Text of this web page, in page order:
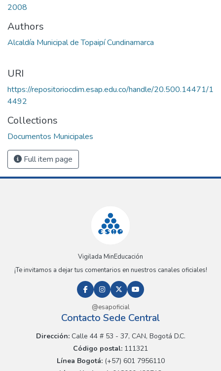
2008
Authors
Alcaldía Municipal de Topaipí Cundinamarca
URI
https://repositoriocdim.esap.edu.co/handle/20.500.14471/1
4492
Collections
Documentos Municipales
Full item page
Vigilada MinEducación
¡Te invitamos a dejar tus comentarios en nuestros canales oficiales!
@esapoficial
Contacto Sede Central
Dirección:Calle 44 # 53 - 37, CAN, Bogotá D.C.
Código postal: 111321
Línea Bogotá:(+57) 601 7956110